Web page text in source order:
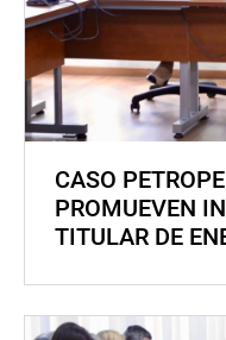
CASO
PROMUEVEN
TITULAR DE